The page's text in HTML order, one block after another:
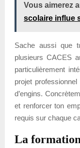
Vous aimerez
scolaire influe
Sache aussi que
plusieurs CACES
particulièrement
projet
d’engins.
et renforcer ton
requis sur chaque
La